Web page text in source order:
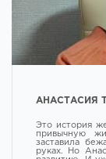
АНАСТАСИЯ
Это история
привычную
заставила
руках. Но